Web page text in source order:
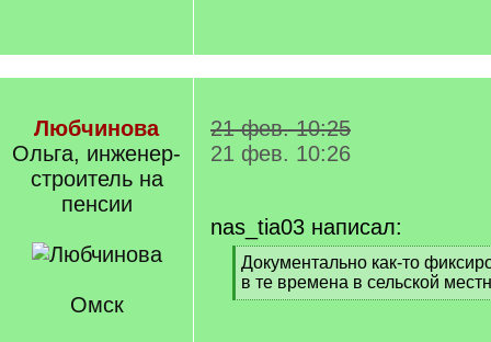
Любчинова
Ольга, инженер-
строитель на
пенсии
Омск
21 фев. 10:25
21 фев. 10:26
nas_tia03 написал:
[
q
]
Документально как-то
в те времена в сельской
[